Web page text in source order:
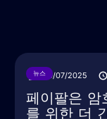
뉴스30/07/2025
페이팔은 암
를 위한 더